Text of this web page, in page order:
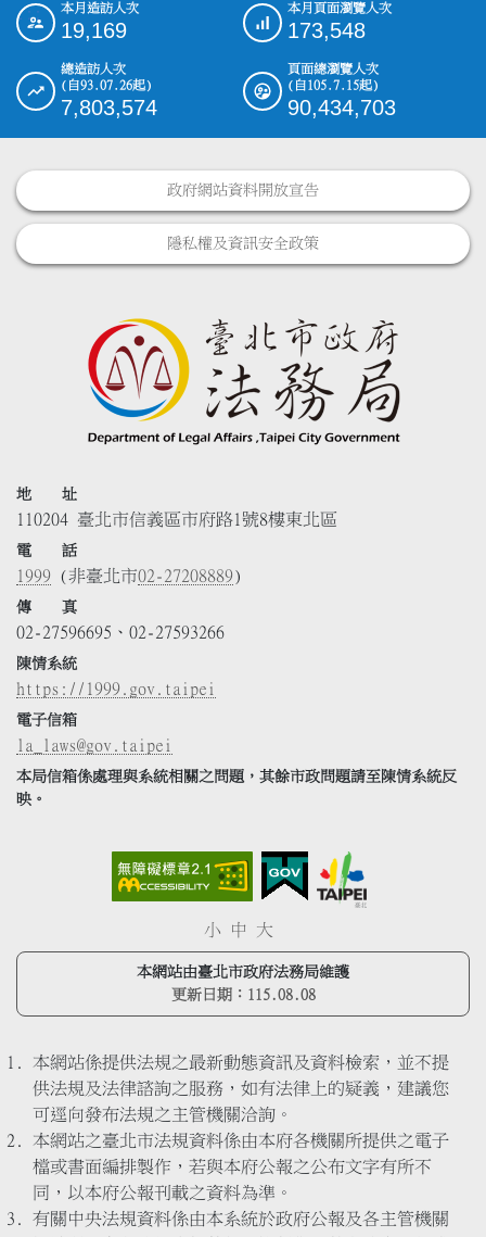
::: 本月造訪人次
19,169
本月頁面瀏覽人次
173,548
總造訪人次
(自93.07.26起)
7,803,574
頁面總瀏覽人次
(自105.7.15起)
90,434,703
政府網站資料開放宣告
隱私權及資訊安全政策
地 址
110204 臺北市信義區市府路1號8樓東北區
電 話
1999 (非臺北市02-27208889)
傳 真
02-27596695、02-27593266
陳情系統
https://1999.gov.taipei
電子信箱
la_laws@gov.taipei
本局信箱係處理與系統相關之問題，其餘市政問題請至陳情系統反
映。
小 中 大
本網站由臺北市政府法務局維護
更新日期： 115.08.08
本網站係提供法規之最新動態資訊及資料檢索，並不提
供法規及法律諮詢之服務，如有法律上的疑義，建議您
可逕向發布法規之主管機關洽詢。
本網站之臺北市法規資料係由本府各機關所提供之電子
檔或書面編排製作，若與本府公報之公布文字有所不
同，以本府公報刊載之資料為準。
有關中央法規資料係由本系統於政府公報及各主管機關